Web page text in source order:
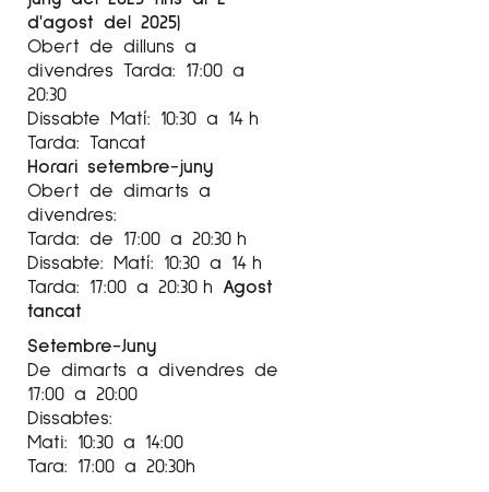
Gallery Mc Call Fine Art.Charlotte.
Galeria Art Petritxol.Barcelona
2005
Gallery DeNovo.Ketchum.Sun Valley.Idaho
Hayes George Gallery.Charlotte.North Carolina
2004
Galery DeNovo.Ketchum.Sun Valley.Idaho
Gallery Arcturus.París
Galeria Art Petritxol.Barcelona
2003
Galeria Agora 3. Sitges
2002
Gallerie Arcturus.París
Galeria Art Petritxol.Barcelona
2001
d'agost del 2025)
Obert de dilluns a
divendres Tarda: 17:00 a
20:30
Dissabte Matí: 10:30 a 14 h
Tarda: Tancat
Horari setembre-juny
Obert de dimarts a
divendres:
Tarda: de 17:00 a 20:30 h
Dissabte: Matí: 10:30 a 14 h
Tarda: 17:00 a 20:30 h Agost
tancat
Setembre-Juny
De dimarts a divendres de
17:00 a 20:00
Dissabtes:
Mati: 10:30 a 14:00
Tara: 17:00 a 20:30h